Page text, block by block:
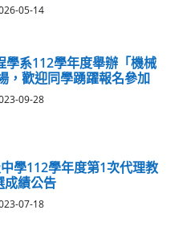
05-14
學系112學年度舉辦「機械
，歡迎同學踴躍報名參加
09-28
學112學年度第1次代理教
成績公告
07-18